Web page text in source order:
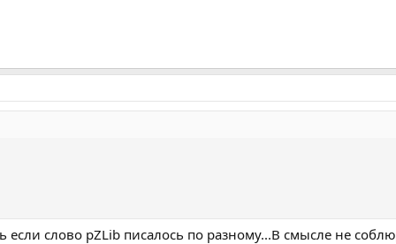
слово pZLib писалось по разному...В смысле не